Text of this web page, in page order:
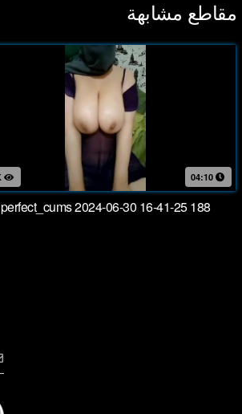
مقاطع مشابهة
41K 04:10
perfect_cums 2024-06-30 16-41-25 188